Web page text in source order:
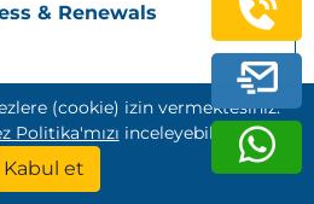
& Renewals
Classroom Based Onsite
ve sürekli gelir
birlikte Customer Success
(cookie) izin vermektesiniz.
Politika'mızı inceleyebilirsiniz.
Kabul et